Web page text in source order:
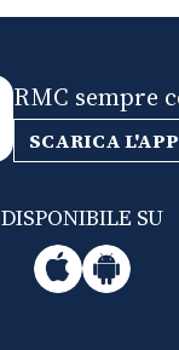
RMC sempre
SCARICA L'APP
DISPONIBILE SU